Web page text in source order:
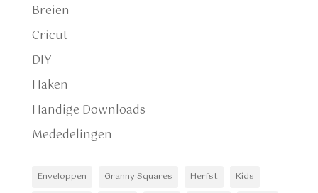
Breien
Cricut
DIY
Haken
Handige Downloads
Mededelingen
Enveloppen Granny Squares Herfst
Kids